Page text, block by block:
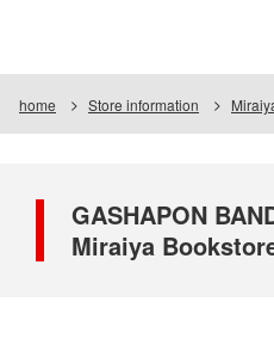
home Store information
GASHAPON
Miraiya